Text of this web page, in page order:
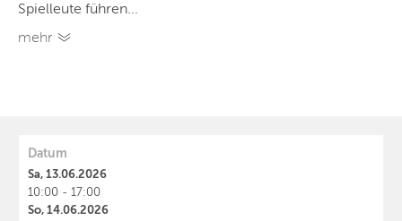
Spielleute führen...
mehr
Datum
Sa, 13.06.2026
10:00 - 17:00
So, 14.06.2026